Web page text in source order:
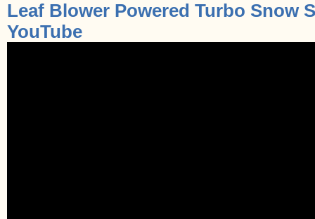
Leaf Blower Powered Turbo Snow
YouTube